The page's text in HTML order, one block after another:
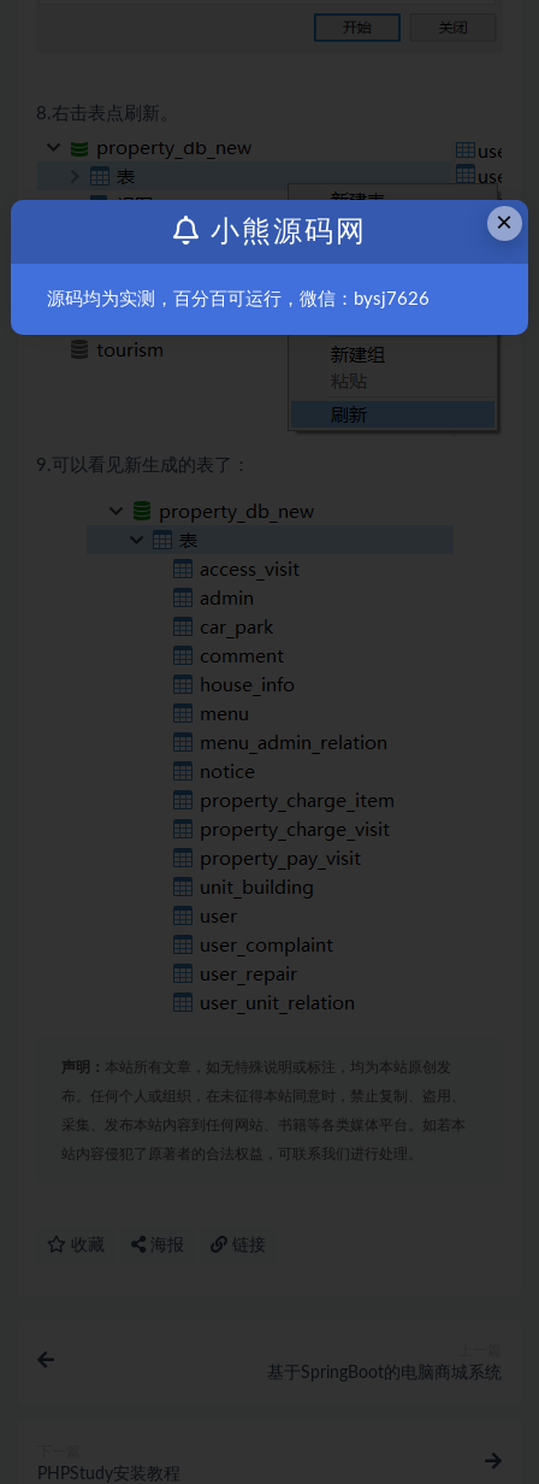
8.右击表点刷新。
9.可以看见新生成的表了：
声明： 本站所有文章，如无特殊说明或标注，均为本站原创发
布。任何个人或组织，在未征得本站同意时，禁止复制、盗用、
采集、发布本站内容到任何网站、书籍等各类媒体平台。如若本
站内容侵犯了原著者的合法权益，可联系我们进行处理。
收藏 海报 链接
基于SpringBoot的电脑商城系统
PHPStudy安装教程
×
小熊源码网
源码均为实测，百分百可运行，微信：bysj7626